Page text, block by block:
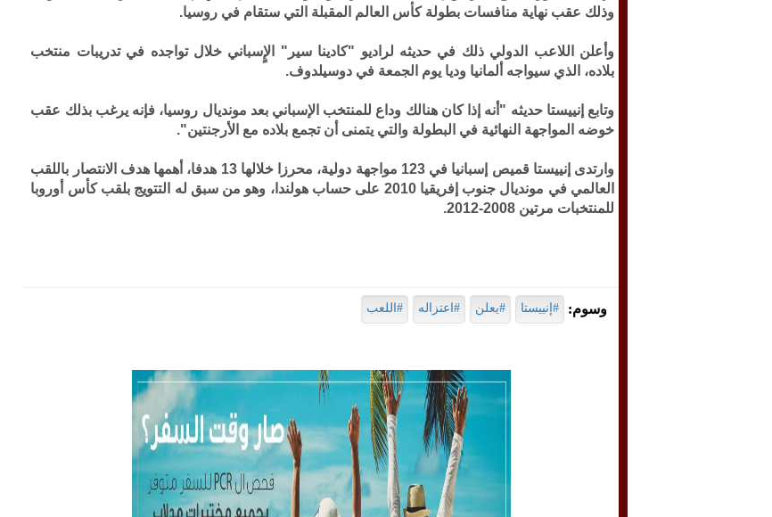
وذلك عقب نهاية منافسات بطولة كأس العالم المقبلة التي ستقام في روسيا.
وأعلن اللاعب الدولي ذلك في حديثه لراديو "كادينا سير" الإٍسباني خلال تواجده في تدريبات منتخب
بلاده، الذي سيواجه ألمانيا وديا يوم الجمعة في دوسيلدوف.
وتابع إنييستا حديثه "أنه إذا كان هنالك وداع للمنتخب الإسباني بعد مونديال روسيا، فإنه يرغب بذلك عقب
خوضه المواجهة النهائية في البطولة والتي يتمنى أن تجمع بلاده مع الأرجنتين".
وارتدى إنييستا قميص إسبانيا في 123 مواجهة دولية، محرزا خلالها 13 هدفا، أهمها هدف الانتصار باللقب
العالمي في مونديال جنوب إفريقيا 2010 على حساب هولندا، وهو من سبق له التتويج بلقب كأس أوروبا
للمنتخبات مرتين 2008-2012.
وسوم: #إنييستا #يعلن #اعتزاله #اللعب